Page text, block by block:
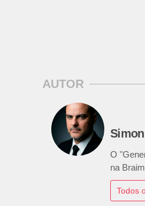
AUTOR
O
na
Todos